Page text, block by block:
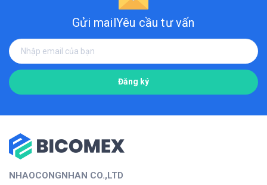
Gửi mailYêu cầu tư vấn
Đăng ký
NHAOCONGNHAN CO.,LTD